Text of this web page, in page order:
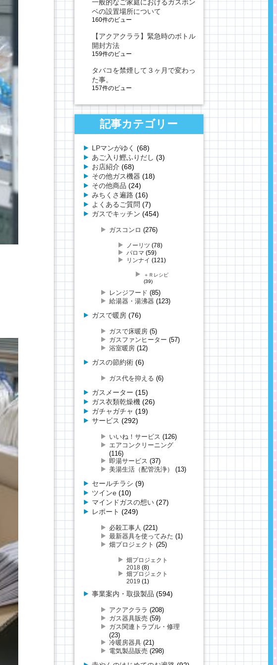
一般的なご家庭におけるガスボン
ベの設置場所について
160件のビュー
【アクアクララ】緊急時のボトル
開封方法
159件のビュー
タバコを禁煙して３ヶ月で変わっ
た事。
157件のビュー
記事カテゴリー
LPマンがゆく (68)
あご入り鰹ふりだし (3)
お店紹介 (68)
その他ガス機器 (18)
その他商品 (24)
みちくさ遍路 (16)
よくあるご質問 (7)
ガスでキッチン (454)
ガスコンロ (276)
ノーリツ (78)
パロマ (59)
リンナイ (121)
＋Ｒレシピ
(39)
レンジフード (85)
給湯器・湯沸器 (123)
ガスで暖房(76)
ガスで床暖房(5)
ガスファンヒーター (57)
浴室暖房(12)
ガスの節約術(6)
ガス代を抑える (6)
ガスメーター (15)
ガス衣類乾燥機 (26)
ガチャガチャ (19)
サービス (292)
いいね！サービス (126)
エアコンクリーニング
(116)
即湯サービス (37)
美湯生活（配管洗浄）
(13)
セールチラシ (9)
ツインe(10)
マインドガスの想い(27)
レポート (249)
必殺工事人 (221)
最新器具を使ってみた (1)
畑プロジェクト (25)
畑プロジェクト
2018(8)
畑プロジェクト
2019 (1)
事業案内・取扱製品 (594)
アクアクララ (208)
ガス器具販売 (59)
ガス関連トラブル・修理
(23)
冷暖房器具(21)
電気製品販売 (298)